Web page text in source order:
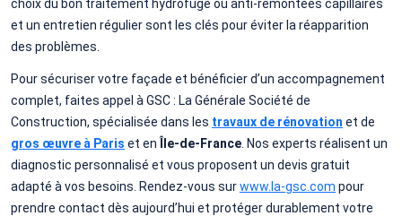
choix du bon traitement hydrofuge ou anti-remontées capillaires
et un entretien régulier sont les clés pour éviter la réapparition
des problèmes.
Pour sécuriser votre façade et bénéficier d’un accompagnement
complet, faites appel à GSC : La Générale Société de
Construction, spécialisée dans les travaux de rénovation et de
gros œuvre à Paris et enÎle-de-France . Nos experts réalisent un
diagnostic personnalisé et vous proposent un devis gratuit
adapté à vos besoins. Rendez-vous surwww.la-gsc.com pour
prendre contact dès aujourd’hui et protéger durablement votre